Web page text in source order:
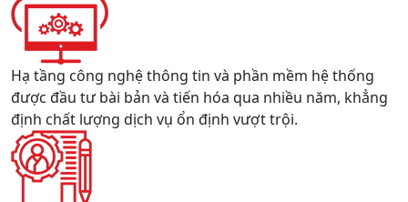
Hạ tầng công nghệ thông tin và phần mềm hệ thống
được đầu tư bài bản và tiến hóa qua nhiều năm, khẳng
định chất lượng dịch vụ ổn định vượt trội.